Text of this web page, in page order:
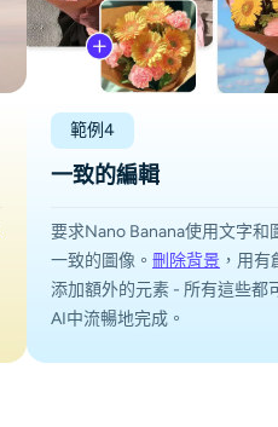
範例4
一致的編輯
要求Nano Banana使用文字和
一致的圖像。 刪除背景 ，用
添加額外的元素 - 所有這些都
AI中流暢地完成。